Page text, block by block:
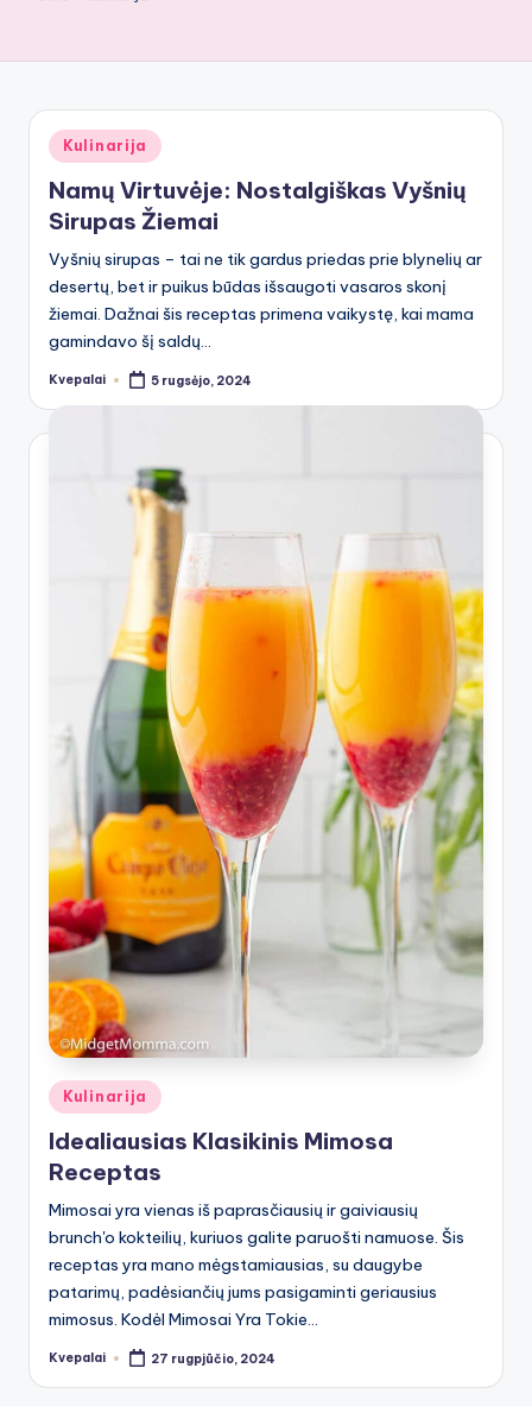
Posted
in
Kulinarija
Namų Virtuvėje: Nostalgiškas Vyšnių
Sirupas Žiemai
Vyšnių sirupas – tai ne tik gardus priedas prie blynelių ar
desertų, bet ir puikus būdas išsaugoti vasaros skonį
žiemai. Dažnai šis receptas primena vaikystę, kai mama
gamindavo šį saldų…
Posted
Kvepalai 5 rugsėjo, 2024
Posted
in
Kulinarija
Idealiausias Klasikinis Mimosa
Receptas
Mimosai yra vienas iš paprasčiausių ir gaiviausių
brunch'o kokteilių, kuriuos galite paruošti namuose. Šis
receptas yra mano mėgstamiausias, su daugybe
patarimų, padėsiančių jums pasigaminti geriausius
mimosus. Kodėl Mimosai Yra Tokie…
Posted
Kvepalai 27 rugpjūčio, 2024